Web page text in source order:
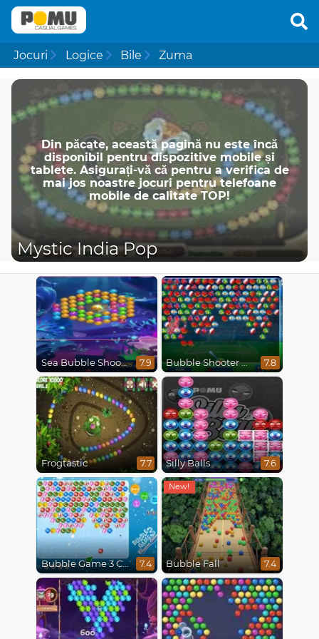
Jocuri Logice Bile Zuma
Din păcate, această pagină nu este încă
disponibil pentru dispozitive mobile și
tablete. Asigurați-vă că pentru a verifica de
mai jos noastre jocuri pentru telefoane
mobile de calitate TOP!
Mystic India Pop
Sea Bubble Shooter 7.9 Bubble Shooter World Cup 7.8
Frogtastic 7.7 Silly Balls 7.6
Bubble Game 3 Christmas 7.4 Bubble Fall 7.4